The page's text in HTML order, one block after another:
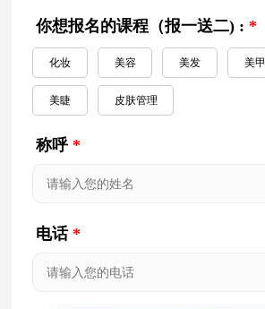
你想报名的课程（报一送二) : *
化妆 美容 美发 美甲
美睫 皮肤管理
称呼 *
电话 *